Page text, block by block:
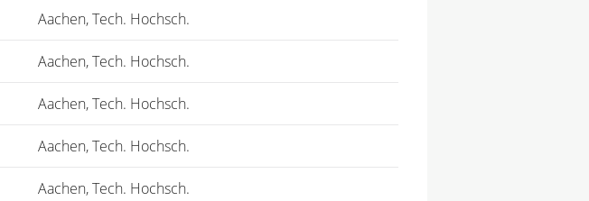
Aachen, Tech. Hochsch.
Aachen, Tech. Hochsch.
Aachen, Tech. Hochsch.
Aachen, Tech. Hochsch.
Aachen, Tech. Hochsch.